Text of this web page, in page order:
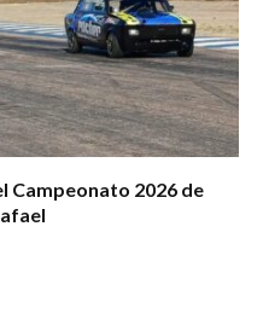
Campeonato 2026 de